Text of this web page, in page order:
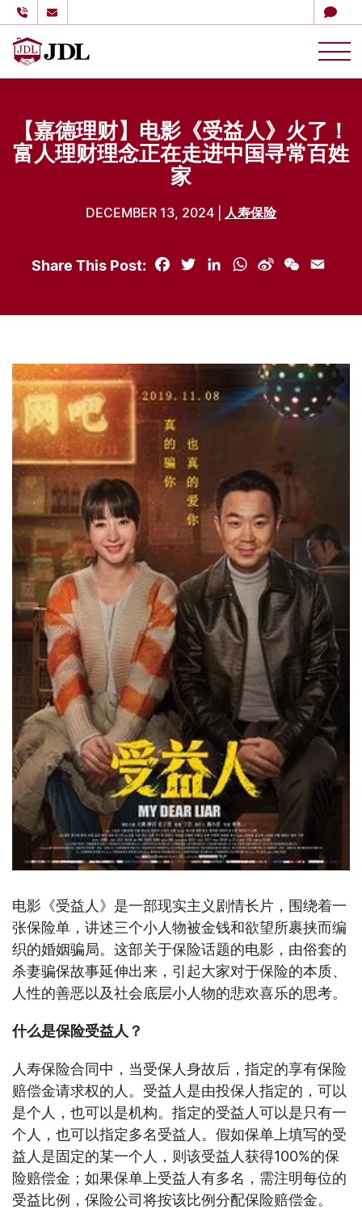
多伦多嘉德理财
【嘉德理财】电影《受益人》火了！
富人理财理念正在走进中国寻常百姓
家
DECEMBER 13, 2024 | 人寿保险
Share This Post: Facebook
TwitterLinkedInWhatsApp
Sina
WeChat
电影《受益人》是一部现实主义剧情长片，围绕着一
张保险单，讲述三个小人物被金钱和欲望所裹挟而编
织的婚姻骗局。这部关于保险话题的电影，由俗套的
杀妻骗保故事延伸出来，引起大家对于保险的本质、
人性的善恶以及社会底层小人物的悲欢喜乐的思考。
什么是保险受益人？
人寿保险合同中，当受保人身故后，指定的享有保险
赔偿金请求权的人。受益人是由投保人指定的，可以
是个人，也可以是机构。指定的受益人可以是只有一
个人，也可以指定多名受益人。假如保单上填写的受
益人是固定的某一个人，则该受益人获得100%的保
险赔偿金；如果保单上受益人有多名，需注明每位的
受益比例，保险公司将按该比例分配保险赔偿金。